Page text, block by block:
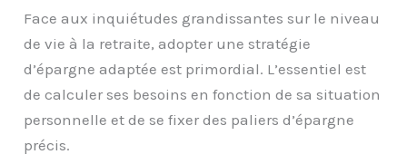
Face aux inquiétudes grandissantes sur le niveau
de vie à la retraite, adopter une stratégie
d’épargne adaptée est primordial. L’essentiel est
de calculer ses besoins en fonction de sa situation
personnelle et de se fixer des paliers d’épargne
précis.